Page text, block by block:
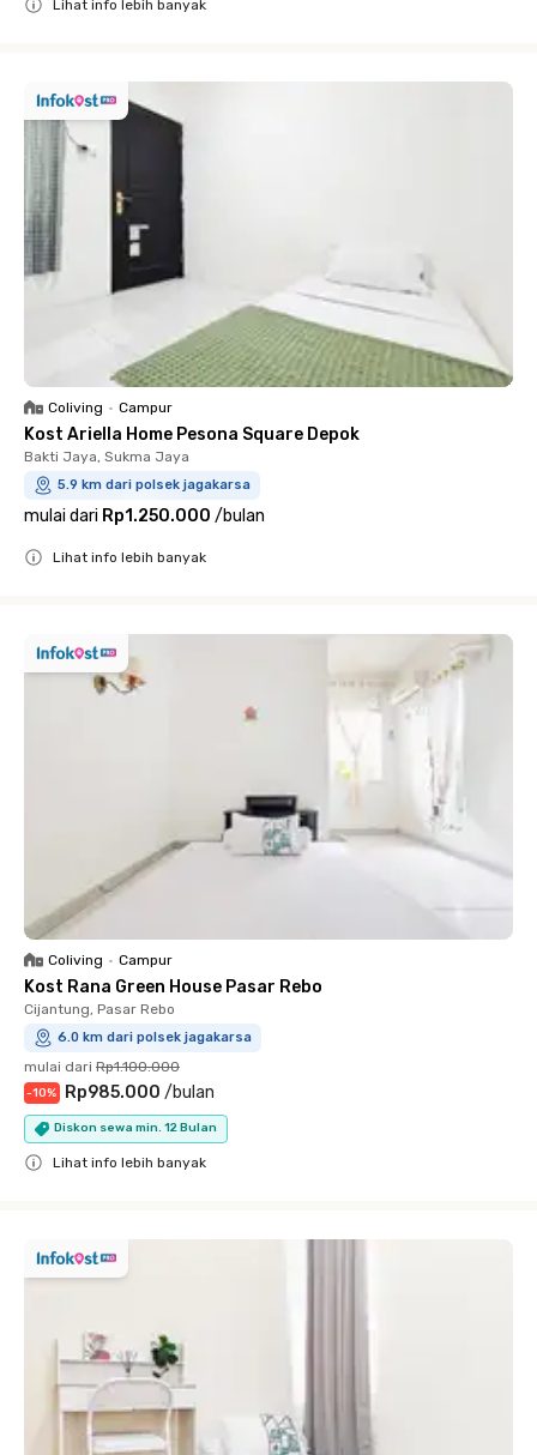
Lihat info lebih banyak
Coliving • Campur
Kost Ariella Home Pesona Square Depok
Bakti Jaya, Sukma Jaya
5.9 km dari polsek jagakarsa
mulai dari Rp1.250.000 /bulan
Lihat info lebih banyak
Coliving • Campur
Kost Rana Green House Pasar Rebo
Cijantung, Pasar Rebo
6.0 km dari polsek jagakarsa
mulai dari Rp1.100.000
-10% Rp985.000 /bulan
Diskon sewa min. 12 Bulan
Lihat info lebih banyak